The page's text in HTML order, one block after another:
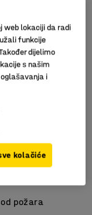
Slični proizvodi
požara
web lokaciji da radi
funkcije
dijelimo
s našim
i
kolačiće